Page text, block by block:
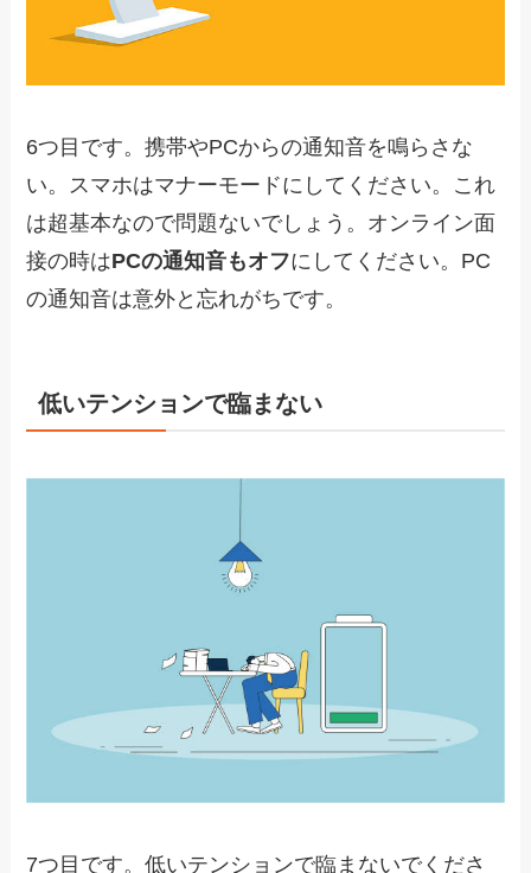
6つ目です。携帯やPCからの通知音を鳴らさな
い。スマホはマナーモードにしてください。これ
は超基本なので問題ないでしょう。オンライン面
接の時はPCの通知音もオフにしてください。PC
の通知音は意外と忘れがちです。
低いテンションで臨まない
7つ目です。低いテンションで臨まないでくださ